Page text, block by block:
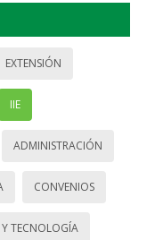
EXTENSIÓN
IIE
ADMINISTRACIÓN
CONVENIOS
TECNOLOGÍA